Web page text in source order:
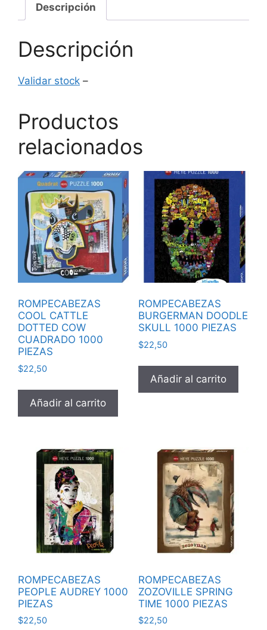
Descripción
Descripción
Validar stock –
Productos
relacionados
ROMPECABEZAS
COOL CATTLE
DOTTED COW
CUADRADO 1000
PIEZAS
$22,50
Añadir al carrito
ROMPECABEZAS
BURGERMAN DOODLE
SKULL 1000 PIEZAS
$22,50
Añadir al carrito
ROMPECABEZAS
PEOPLE AUDREY 1000
PIEZAS
$22,50
ROMPECABEZAS
ZOZOVILLE SPRING
TIME 1000 PIEZAS
$22,50